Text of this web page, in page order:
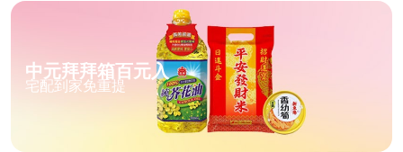
中元拜拜箱百元入
宅配到家免重提